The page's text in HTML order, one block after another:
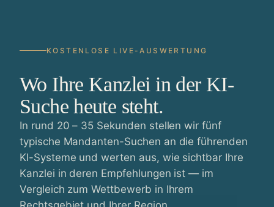
KOSTENLOSE LIVE-AUSWERTUNG
Wo Ihre Kanzlei in der KI-
Suche heute steht.
In rund 20 – 35 Sekunden stellen wir fünf
typische Mandanten-Suchen an die führenden
KI-Systeme und werten aus, wie sichtbar Ihre
Kanzlei in deren Empfehlungen ist — im
Vergleich zum Wettbewerb in Ihrem